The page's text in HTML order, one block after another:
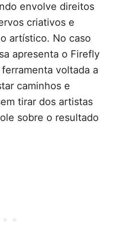
envolve direitos
criativos e
artístico. No caso
apresenta o Firefly
voltada a
caminhos e
tirar dos artistas
sobre o resultado